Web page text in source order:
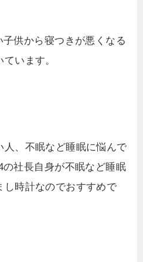
供から寝つきが悪くなる
います。
、不眠など睡眠に悩んで
社長自身が不眠など睡眠
し時計なのでおすすめで